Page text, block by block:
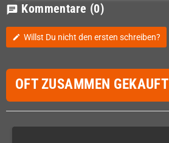
chat Kommentare (0)
edit Willst Du nicht den ersten schreiben?
OFT ZUSAMMEN GEKAUFT